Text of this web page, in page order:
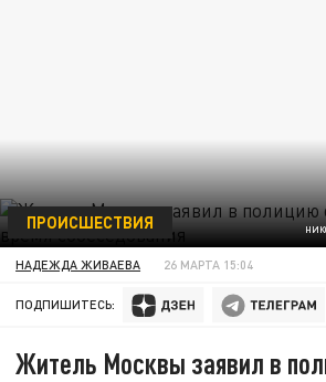
ПРОИСШЕСТВИЯ
НАДЕЖДА ЖИВАЕВА 26 МАРТА 15:04
ПОДПИШИТЕСЬ:
Житель Москвы заявил в